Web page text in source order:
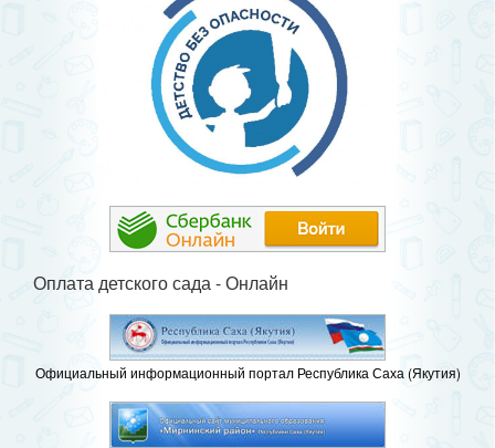
Оплата детского сада - Онлайн
Официальный информационный портал Республика Саха (Якутия)